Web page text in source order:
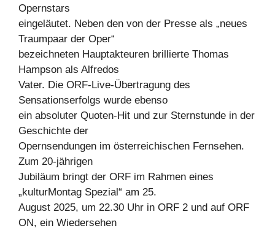
Opernstars
eingeläutet. Neben den von der Presse als „neues
Traumpaar der Oper“
bezeichneten Hauptakteuren brillierte Thomas
Hampson als Alfredos
Vater. Die ORF-Live-Übertragung des
Sensationserfolgs wurde ebenso
ein absoluter Quoten-Hit und zur Sternstunde in der
Geschichte der
Opernsendungen im österreichischen Fernsehen.
Zum 20-jährigen
Jubiläum bringt der ORF im Rahmen eines
„kulturMontag Spezial“ am 25.
August 2025, um 22.30 Uhr in ORF 2 und auf ORF
ON, ein Wiedersehen